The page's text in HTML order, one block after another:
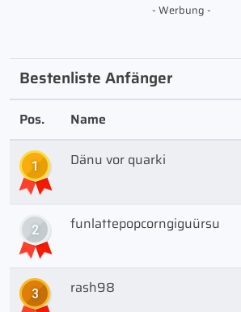
- Werbung -
Bestenliste Anfänger
Pos. Name
1 Dänu vor quarki
2 funlattepopcorngiguürsu
3 rash98